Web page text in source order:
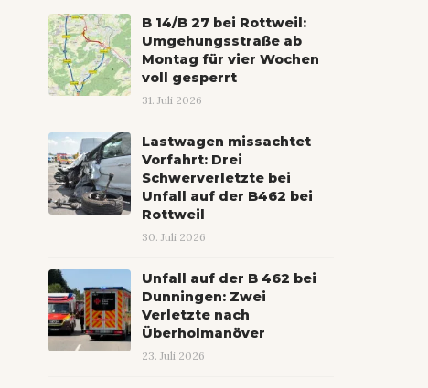
B 14/B 27 bei Rottweil:
Umgehungsstraße ab
Montag für vier Wochen
voll gesperrt
31. Juli 2026
Lastwagen missachtet
Vorfahrt: Drei
Schwerverletzte bei
Unfall auf der B462 bei
Rottweil
30. Juli 2026
Unfall auf der B 462 bei
Dunningen: Zwei
Verletzte nach
Überholmanöver
23. Juli 2026